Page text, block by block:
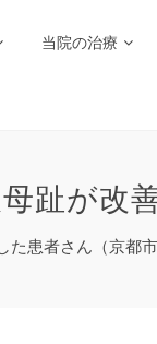
当院の治療
趾が改
患者さん（京都